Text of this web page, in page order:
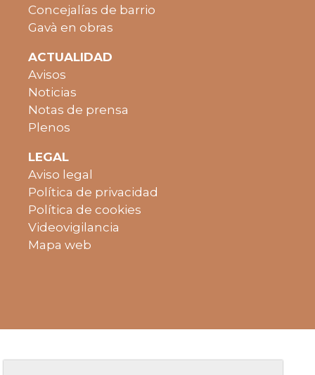
Concejalías de barrio
Gavà en obras
ACTUALIDAD
Avisos
Noticias
Notas de prensa
Plenos
LEGAL
Aviso legal
Política de privacidad
Política de cookies
Videovigilancia
Mapa web